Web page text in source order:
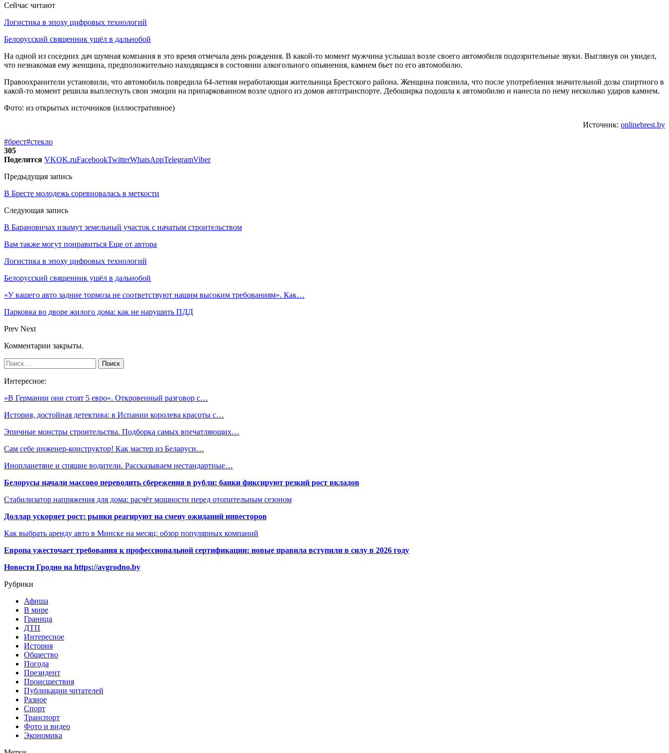
Сейчас читают
Логистика в эпоху цифровых технологий
Белорусский священник ушёл в дальнобой
На одной из соседних дач шумная компания в это время отмечала день рождения. В какой-то момент мужчина услышал возле своего автомобиля подозрительные звуки. Выглянув он увидел,
что незнакомая ему женщина, предположительно находящаяся в состоянии алкогольного опьянения, камнем бьет по его автомобилю.
Правоохранители установили, что автомобиль повредила 64-летняя неработающая жительница Брестского района. Женщина пояснила, что после употребления значительной дозы спиртного в
какой-то момент решила выплеснуть свои эмоции на припаркованном возле одного из домов автотранспорте. Дебоширка подошла к автомобилю и нанесла по нему несколько ударов камнем.
Фото: из открытых источников (иллюстративное)
Источник: onlinebrest.by
#брест#стекло
305
Поделится VKOK.ruFacebookTwitterWhatsAppTelegramViber
Предыдущая запись
В Бресте молодежь соревновалась в меткости
Следующая запись
В Барановичах изымут земельный участок с начатым строительством
Вам также могут понравиться Еще от автора
Логистика в эпоху цифровых технологий
Белорусский священник ушёл в дальнобой
«У вашего авто задние тормоза не соответствуют нашим высоким требованиям». Как…
Парковка во дворе жилого дома: как не нарушить ПДД
Prev Next
Комментарии закрыты.
Интересное:
«В Германии они стоят 5 евро». Откровенный разговор с…
История, достойная детектива: в Испании королева красоты с…
Эпичные монстры строительства. Подборка самых впечатляющих…
Сам себе инженер-конструктор! Как мастер из Беларуси…
Инопланетяне и спящие водители. Рассказываем нестандартные…
Белорусы начали массово переводить сбережения в рубли: банки фиксируют резкий рост вкладов
Стабилизатор напряжения для дома: расчёт мощности перед отопительным сезоном
Доллар ускоряет рост: рынки реагируют на смену ожиданий инвесторов
Как выбрать аренду авто в Минске на месяц: обзор популярных компаний
Европа ужесточает требования к профессиональной сертификации: новые правила вступили в силу в 2026 году
Новости Гродно на https://avgrodno.by
Рубрики
Афиша
В мире
Граница
ДТП
Интересное
История
Общество
Погода
Президент
Происшествия
Публикации читателей
Разное
Спорт
Транспорт
Фото и видео
Экономика